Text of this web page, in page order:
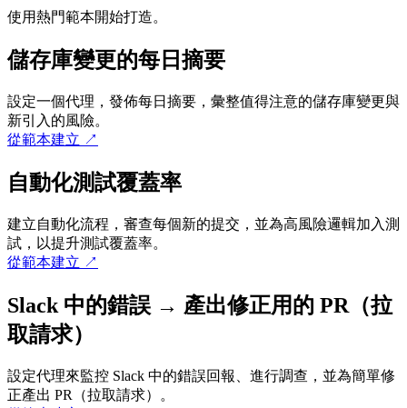
使用熱門範本開始打造。
儲存庫變更的每日摘要
設定一個代理，發佈每日摘要，彙整值得注意的儲存庫變更與
新引入的風險。
從範本建立 ↗
自動化測試覆蓋率
建立自動化流程，審查每個新的提交，並為高風險邏輯加入測
試，以提升測試覆蓋率。
從範本建立 ↗
Slack 中的錯誤 → 產出修正用的 PR（拉
取請求）
設定代理來監控 Slack 中的錯誤回報、進行調查，並為簡單修
正產出 PR（拉取請求）。